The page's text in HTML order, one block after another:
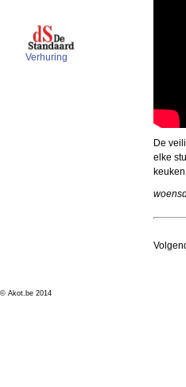
Verhuring
De
elke
© Akot.be 2014